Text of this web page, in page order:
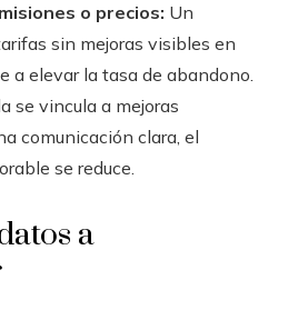
o precios: Un
sin mejoras visibles en
a elevar la tasa de abandono.
se vincula a mejoras
comunicación clara, el
se reduce.
a